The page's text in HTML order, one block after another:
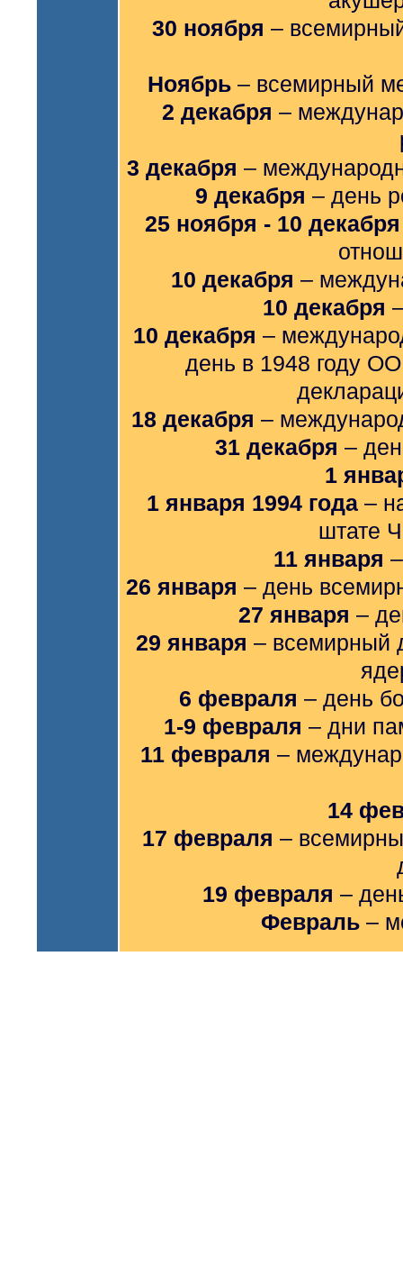
30 ноября –
Ноябрь – всемирный
2 декабря –
3 декабря –
9 декабря – день
25 ноября - 10 декабря
10 декабря –
10 декабря
10 декабря –
день в 1948 году
18 декабря –
31 декабря –
1
1 января 1994 года–
штате
11 января
26 января – день
27 января –
29 января – всемирный
6 февраля – день
1-9 февраля – дни
11 февраля –
14
17 февраля –
19 февраля –
Февраль –